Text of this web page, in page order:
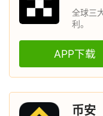
全球三
利。
APP下载
币安